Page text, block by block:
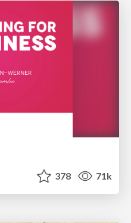
378 71k